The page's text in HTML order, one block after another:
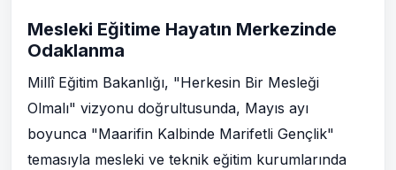
Mesleki Eğitime Hayatın Merkezinde
Odaklanma
Millî Eğitim Bakanlığı, "Herkesin Bir Mesleği
Olmalı" vizyonu doğrultusunda, Mayıs ayı
boyunca "Maarifin Kalbinde Marifetli Gençlik"
temasıyla mesleki ve teknik eğitim kurumlarında